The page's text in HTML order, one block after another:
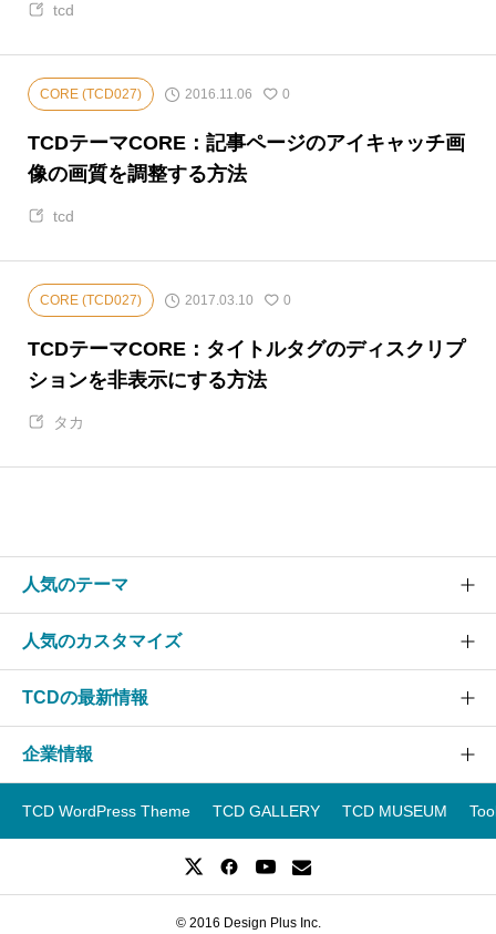
tcd
CORE (TCD027) 2016.11.06 0
TCDテーマCORE：記事ページのアイキャッチ画
像の画質を調整する方法
tcd
CORE (TCD027) 2017.03.10 0
TCDテーマCORE：タイトルタグのディスクリプ
ションを非表示にする方法
タカ
人気のテーマ
SOLARIS
NANO
人気のカスタマイズ
グローバルメニュー
フッター
TCDの最新情報
TCDニュース
企業情報
運営会社
企業ブログ
TCD WordPress Theme TCD GALLERY TCD MUSEUM
© 2016 Design Plus Inc.